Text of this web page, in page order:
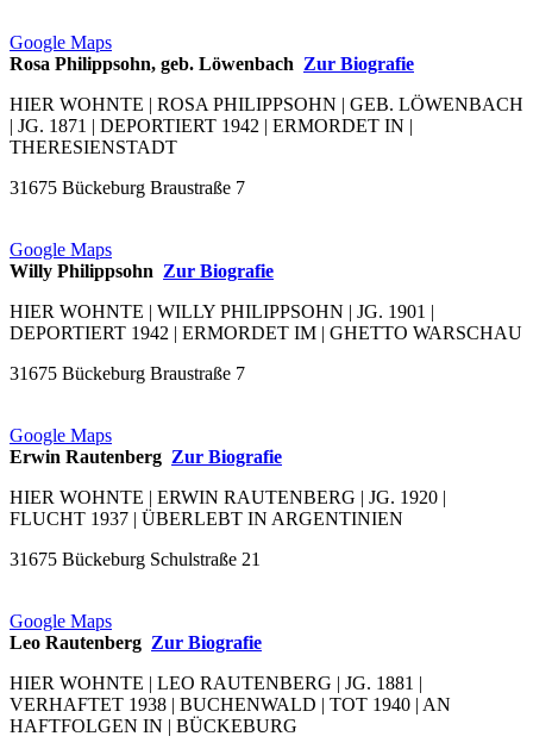
Google Maps
Rosa Philippsohn, geb. Löwenbach Zur Biografie
HIER WOHNTE | ROSA PHILIPPSOHN | GEB. LÖWENBACH
| JG. 1871 | DEPORTIERT 1942 | ERMORDET IN |
THERESIENSTADT
31675 Bückeburg Braustraße 7
Google Maps
Willy Philippsohn Zur Biografie
HIER WOHNTE | WILLY PHILIPPSOHN | JG. 1901 |
DEPORTIERT 1942 | ERMORDET IM | GHETTO WARSCHAU
31675 Bückeburg Braustraße 7
Google Maps
Erwin Rautenberg Zur Biografie
HIER WOHNTE | ERWIN RAUTENBERG | JG. 1920 |
FLUCHT 1937 | ÜBERLEBT IN ARGENTINIEN
31675 Bückeburg Schulstraße 21
Google Maps
Leo Rautenberg Zur Biografie
HIER WOHNTE | LEO RAUTENBERG | JG. 1881 |
VERHAFTET 1938 | BUCHENWALD | TOT 1940 | AN
HAFTFOLGEN IN | BÜCKEBURG